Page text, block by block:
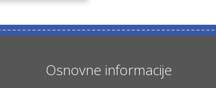
Osnovne informacije